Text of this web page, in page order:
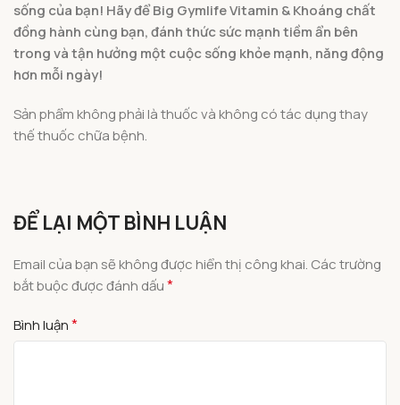
sống của bạn! Hãy để Big Gymlife Vitamin & Khoáng chất
đồng hành cùng bạn, đánh thức sức mạnh tiềm ẩn bên
trong và tận hưởng một cuộc sống khỏe mạnh, năng động
hơn mỗi ngày!
Sản phẩm không phải là thuốc và không có tác dụng thay
thế thuốc chữa bệnh.
ĐỂ LẠI MỘT BÌNH LUẬN
Email của bạn sẽ không được hiển thị công khai. Các trường
bắt buộc được đánh dấu*
Bình luận*